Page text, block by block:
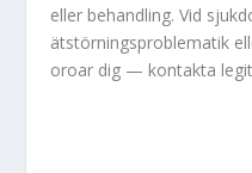
eller behandling. Vid
ätstörningsproblematik
oroar dig — kontakta